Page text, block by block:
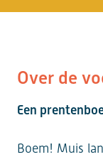
Over de
Een
Boem! Muis